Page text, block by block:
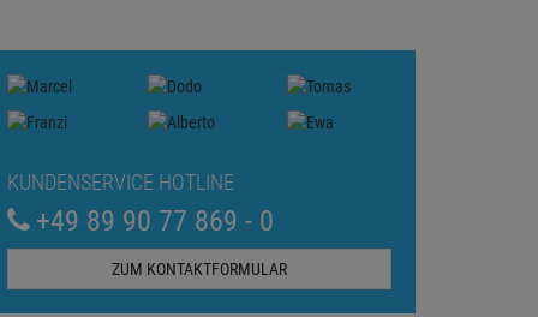
KUNDENSERVICE HOTLINE
+49 89 90 77 869 - 0
ZUM KONTAKTFORMULAR